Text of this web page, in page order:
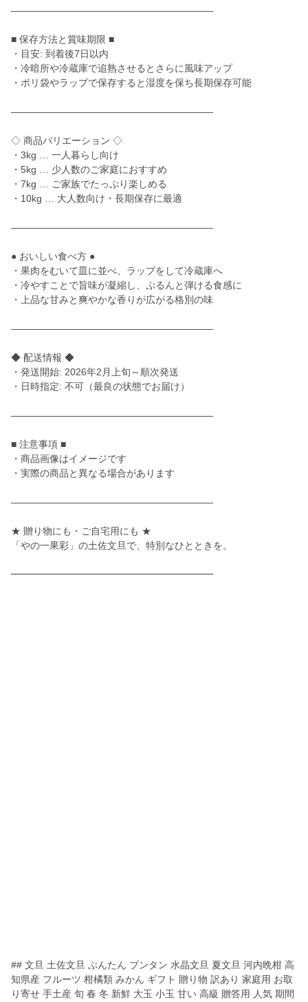
―――――――――――――――――――――
■ 保存方法と賞味期限 ■
・目安: 到着後7日以内
・冷暗所や冷蔵庫で追熟させるとさらに風味アップ
・ポリ袋やラップで保存すると湿度を保ち長期保存可能
―――――――――――――――――――――
◇ 商品バリエーション ◇
・3kg … 一人暮らし向け
・5kg … 少人数のご家庭におすすめ
・7kg … ご家族でたっぷり楽しめる
・10kg … 大人数向け・長期保存に最適
―――――――――――――――――――――
● おいしい食べ方 ●
・果肉をむいて皿に並べ、ラップをして冷蔵庫へ
・冷やすことで旨味が凝縮し、ぷるんと弾ける食感に
・上品な甘みと爽やかな香りが広がる格別の味
―――――――――――――――――――――
◆ 配送情報 ◆
・発送開始: 2026年2月上旬～順次発送
・日時指定: 不可（最良の状態でお届け）
―――――――――――――――――――――
■ 注意事項 ■
・商品画像はイメージです
・実際の商品と異なる場合があります
―――――――――――――――――――――
★ 贈り物にも・ご自宅用にも ★
「やの一果彩」の土佐文旦で、特別なひとときを。
━━━━━━━━━━━━━━━━━━━━━
## 文旦 土佐文旦 ぶんたん ブンタン 水晶文旦 夏文旦 河内晩柑 高
知県産 フルーツ 柑橘類 みかん ギフト 贈り物 訳あり 家庭用 お取
り寄せ 手土産 旬 春 冬 新鮮 大玉 小玉 甘い 高級 贈答用 人気 期間